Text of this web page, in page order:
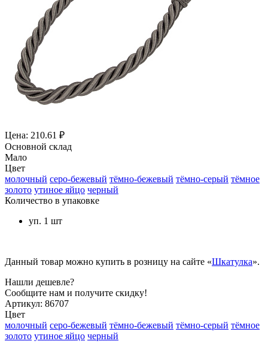
Цена: 210.61 ₽
Основной склад
Мало
Цвет
молочный серо-бежевый тёмно-бежевый тёмно-серый тёмное
золото утиное яйцо черный
Количество в упаковке
уп. 1 шт
Данный товар можно купить в розницу на сайте «Шкатулка».
Нашли дешевле?
Сообщите нам и получите скидку!
Артикул: 86707
Цвет
молочный серо-бежевый тёмно-бежевый тёмно-серый тёмное
золото утиное яйцо черный